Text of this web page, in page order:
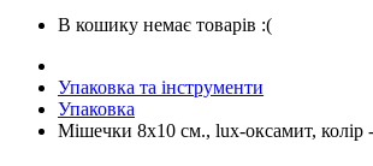
В кошику немає товарів :(
Упаковка та інструменти
Упаковка
Мішечки 8х10 см., lux-оксамит, колір